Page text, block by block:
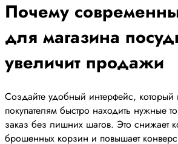
Почему
для магазина
увеличит продажи
Создайте удобный интерфейс, который
покупателям быстро находить нужные
заказ без лишних шагов. Это снижает
брошенных корзин и повышает